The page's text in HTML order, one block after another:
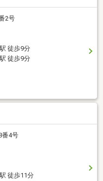
2号
徒歩9分
徒歩9分
番4号
徒歩11分